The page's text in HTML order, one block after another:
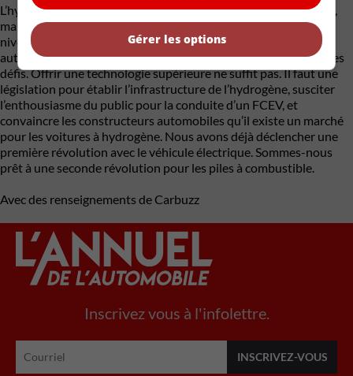
L’hydrogène pourrait bien être l’avenir des voitures électriques,
mais il a fallu du temps pour que les VÉS soient acceptés à un
niveau culturel avant de représenter 16,2 % des ventes
automobiles en 2023 au Québec. Les FCEV font face aux mêmes
défis. Offrir une technologie supérieure ne suffit pas. Il faut une
législation pour établir l’infrastructure de l’hydrogène, susciter
l’enthousiasme du public pour la conduite d’un FCEV, et
convaincre les constructeurs automobiles qu’il existe un marché
pour les voitures à hydrogène. Nous avons déjà déclencher une
première révolution avec le véhicule électrique. Sommes-nous
prêt à une seconde révolution pour les piles à combustible.
Avec des renseignements de Carbuzz
Inscrivez vous à l'infolettre.
Gérer les options